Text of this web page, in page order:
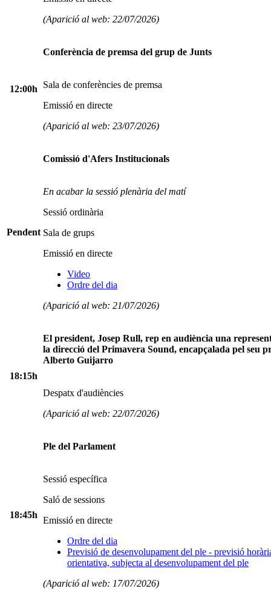
(Aparició al web: 22/07/2026)
12:00h
Conferència de premsa del grup de Junts
Sala de conferències de premsa
Emissió en directe
(Aparició al web: 23/07/2026)
Pendent
Comissió d'Afers Institucionals
En acabar la sessió plenària del matí
Sessió ordinària
Sala de grups
Emissió en directe
Video
Ordre del dia
(Aparició al web: 21/07/2026)
18:15h
El president, Josep Rull, rep en audiència una
la direcció del Primavera Sound, encapçalada pel seu
Alberto Guijarro
Despatx d'audiències
(Aparició al web: 22/07/2026)
18:45h
Ple del Parlament
Sessió específica
Saló de sessions
Emissió en directe
Ordre del dia
Previsió de desenvolupament del ple - previsió
orientativa, subjecta al desenvolupament del ple
(Aparició al web: 17/07/2026)